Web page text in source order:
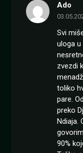
Ado
Svi
uloga
zvezdi
toliko
pare.
preko
Ndiaja.
90%